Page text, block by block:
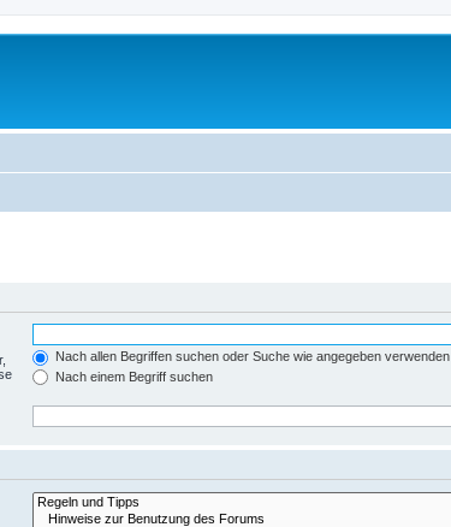
Nach allen Begriffen suchen oder Suche wie angegeben verwenden
Nach einem Begriff suchen